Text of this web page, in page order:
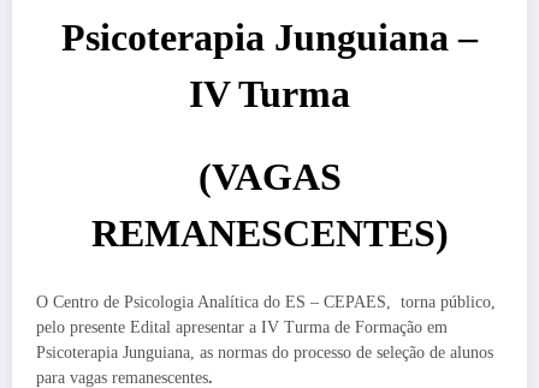
Psicoterapia Junguiana –
IV Turma
(VAGAS
REMANESCENTES)
O Centro de Psicologia Analítica do ES – CEPAES, torna público,
pelo presente Edital apresentar a IV Turma de Formação em
Psicoterapia Junguiana, as normas do processo de seleção de alunos
para vagas remanescentes.